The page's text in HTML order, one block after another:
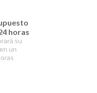
horas
su
un